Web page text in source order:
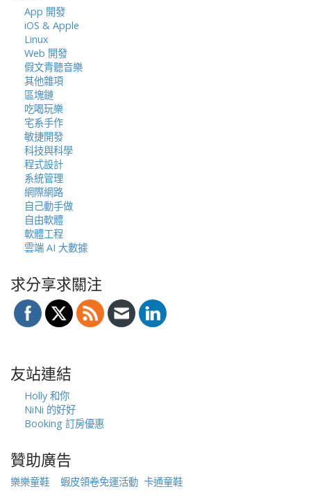
App 開發
iOS & Apple
Linux
Web 開發
假文青聽音樂
其他雜項
區塊鏈
吃喝玩樂
宅系手作
敏捷開發
科技與科學
程式設計
系統管理
網際網路
自己動手做
自由軟體
軟體工程
雲端 AI 大數據
求分享求關注
友站連結
Holly 和你
NiNi 的好好
Booking 訂房優惠
贊助廣告
樂樂童鞋 蝦皮領卷免運活動 卡通童鞋